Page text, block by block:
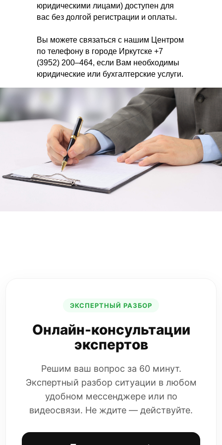
юридическими лицами) доступен для
вас без долгой регистрации и оплаты.
Вы можете связаться с нашим Центром
по телефону в городе Иркутске +7
(3952) 200–464, если Вам необходимы
юридические или бухгалтерские услуги.
Если Вы предпочитаете пользоваться
электронной почтой, напишите на
адрес info@bip38.ru
СКАЧАТЬ
ЭКСПЕРТНЫЙ РАЗБОР
Онлайн-консультации
экспертов
Решим ваш вопрос за 60 минут.
Экспертный разбор ситуации в любом
удобном мессенджере или по
видеосвязи. Не ждите — действуйте.